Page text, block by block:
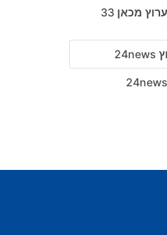
מכאן 33